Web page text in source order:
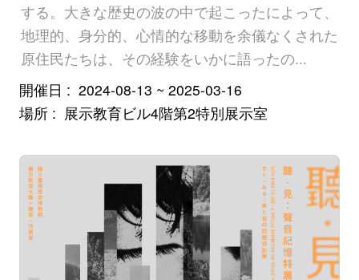
する。大きな歴史の波の中で起こったによって、
地理的、身分的、心情的な移動を余儀なくされた
原住民たちは、その経験をいかに語ったの...
開催日
2024-08-13 ~ 2025-03-16
場所
展示教育ビル4階第2特別展示室